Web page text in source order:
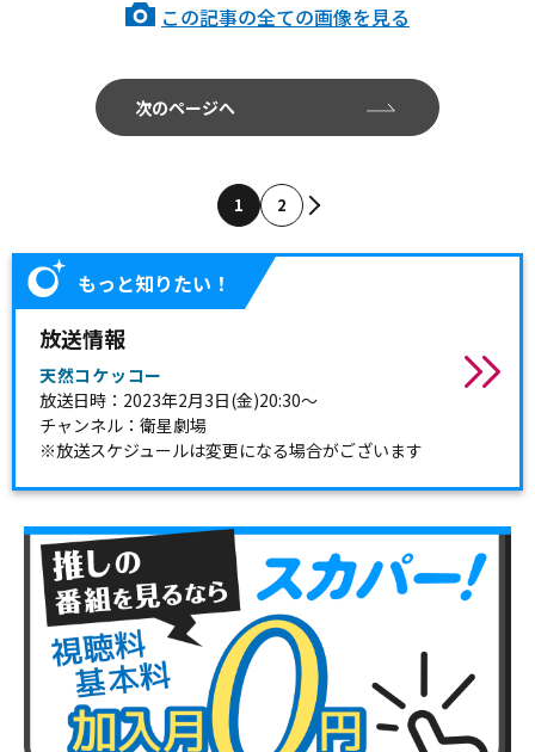
この記事の全ての画像を見る
次のページへ
1 2
もっと知りたい！
放送情報
天然コケッコー
放送日時：2023年2月3日(金)20:30～
チャンネル：衛星劇場
※放送スケジュールは変更になる場合がございます